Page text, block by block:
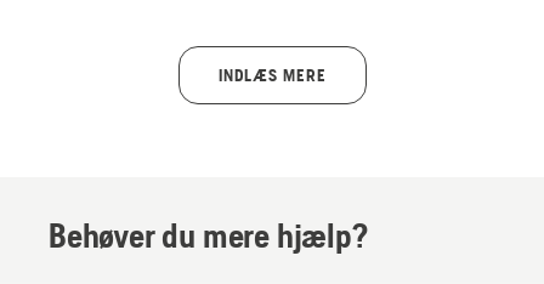
INDLÆS MERE
Behøver du mere hjælp?